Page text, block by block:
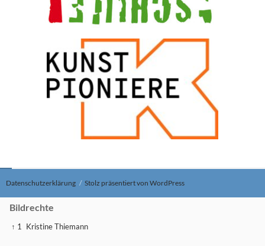
Datenschutzerklärung Stolz präsentiert von WordPress
Bildrechte
↑ 1 Kristine Thiemann